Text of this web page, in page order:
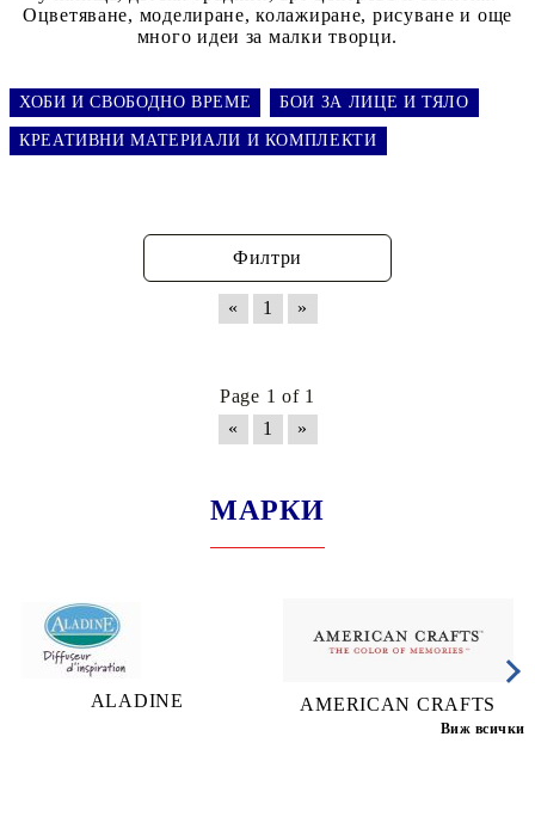
Оцветяване, моделиране, колажиране, рисуване и още
много идеи за малки творци.
ХОБИ И СВОБОДНО ВРЕМЕ БОИ ЗА ЛИЦЕ И ТЯЛО
КРЕАТИВНИ МАТЕРИАЛИ И КОМПЛЕКТИ
Филтри
« 1 »
Page 1 of 1
«
1 »
МАРКИ
ALADINE AMERICAN CRAFTS
Виж всички